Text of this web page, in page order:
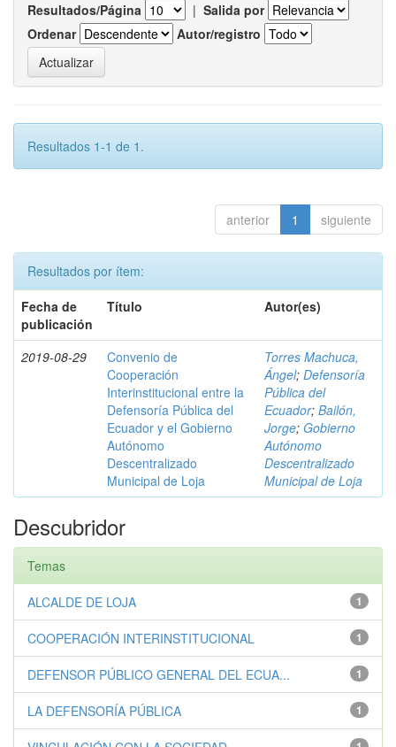
Resultados/Página | Salida por
Ordenar
Autor/registro
Resultados 1-1 de 1.
anterior 1 siguiente
Resultados por ítem:
Fecha de
publicación
Título Autor(es)
2019-08-29
Convenio de
Cooperación
Interinstitucional entre la
Defensoría Pública del
Ecuador y el Gobierno
Autónomo
Descentralizado
Municipal de Loja
Torres Machuca,
Ángel; Defensoría
Pública del
Ecuador; Bailón,
Jorge; Gobierno
Autónomo
Descentralizado
Municipal de Loja
Descubridor
Temas
1
ALCALDE DE LOJA
1
COOPERACIÓN INTERINSTITUCIONAL
1
DEFENSOR PÚBLICO GENERAL DEL ECUA...
1
LA DEFENSORÍA PÚBLICA